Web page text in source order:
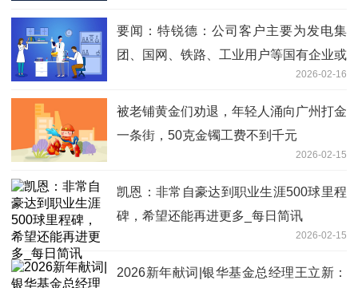
要闻：特锐德：公司客户主要为发电集
团、国网、铁路、工业用户等国有企业或
大型企业用户，应收账款回收风险较低
2026-02-16
被老铺黄金们劝退，年轻人涌向广州打金
一条街，50克金镯工费不到千元
2026-02-15
凯恩：非常自豪达到职业生涯500球里程
碑，希望还能再进更多_每日简讯
2026-02-15
2026新年献词|银华基金总经理王立新：